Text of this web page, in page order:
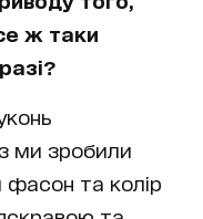
ж таки
ми зробили
та колір